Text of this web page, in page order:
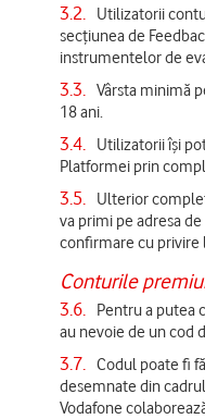
3.2.
Utilizatorii
secțiunea de
instrumentelor de
3.3.
Vârsta minimă
18 ani.
3.4.
Utilizatorii își
Platformei prin
3.5.
Ulterior
va primi pe adresa
confirmare cu privire
Conturile
3.6.
Pentru a putea
au nevoie de un cod
3.7.
Codul poate fi
desemnate din
Vodafone